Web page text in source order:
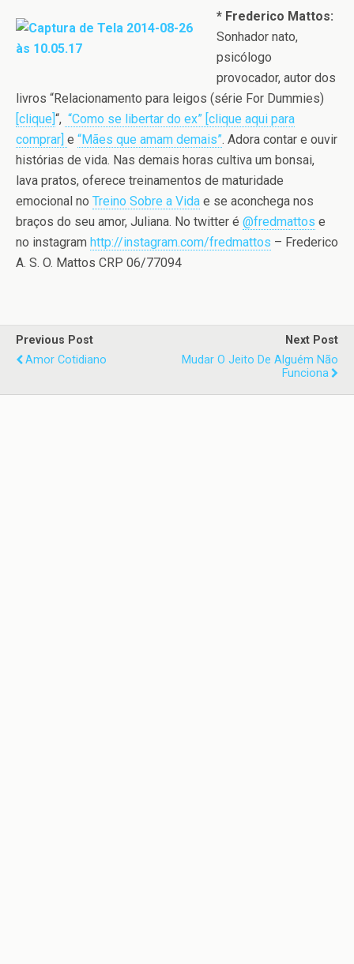
* Frederico Mattos:
Sonhador nato,
psicólogo
provocador, autor dos
livros “Relacionamento para leigos (série For Dummies)
[clique]“, “Como se libertar do ex” [clique aqui para
comprar] e “Mães que amam demais”. Adora contar e ouvir
histórias de vida. Nas demais horas cultiva um bonsai,
lava pratos, oferece treinamentos de maturidade
emocional no Treino Sobre a Vida e se aconchega nos
braços do seu amor, Juliana. No twitter é @fredmattos e
no instagram http://instagram.com/fredmattos – Frederico
A. S. O. Mattos CRP 06/77094
Previous Post
Amor Cotidiano
Next Post
Mudar O Jeito De Alguém Não
Funciona